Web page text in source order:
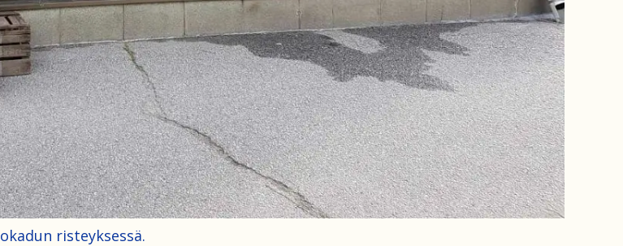
risteyksessä.